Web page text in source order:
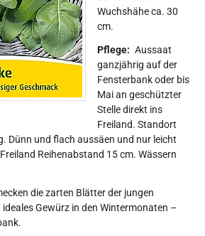
Wuchshähe ca. 30
cm.
Pflege: Aussaat
ganzjährig auf der
Fensterbank oder bis
Mai an geschützter
Stelle direkt ins
Freiland. Standort
Dünn und flach aussäen und nur leicht
Reihenabstand 15 cm. Wässern
die zarten Blätter der jungen
Gewürz in den Wintermonaten –